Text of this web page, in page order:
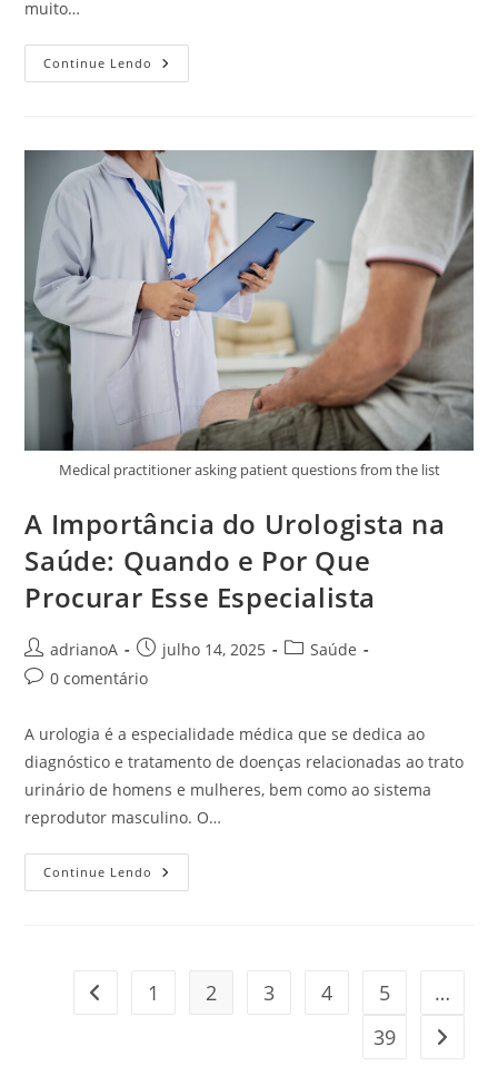
muito…
Continue Lendo Casa
Disponível
Em
Itapema:
Qualidade,
Conforto
E
Segurança
Medical practitioner asking patient questions from the list
A Importância do Urologista na
Saúde: Quando e Por Que
Procurar Esse Especialista
Autor
do
adrianoA
Post
publicado:
julho 14, 2025
Categoria
Saúde
Comentários
post:
0 comentário
A urologia é a especialidade médica que se dedica ao
diagnóstico e tratamento de doenças relacionadas ao trato
urinário de homens e mulheres, bem como ao sistema
reprodutor masculino. O…
Continue Lendo A
Importância
E
Por
Ir para a página anterior
1 2 3 4 5
…
39
Ir para